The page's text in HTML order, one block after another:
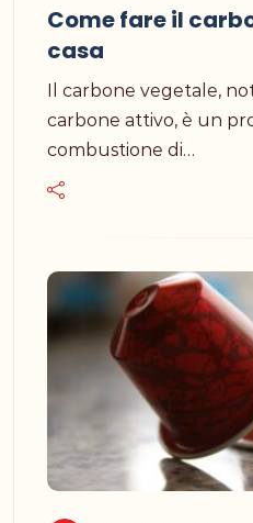
Come fare il
casa
Il carbone vegetale,
carbone attivo, è un
combustione di…